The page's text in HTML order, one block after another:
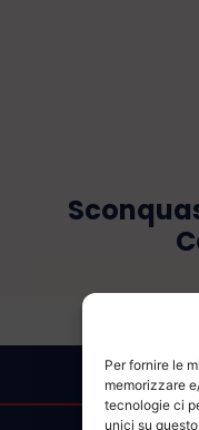
Per fornire le
memorizzare
tecnologie ci
unici su